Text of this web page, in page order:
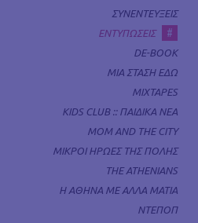
ΣΥΝΕΝΤΕΥΞΕΙΣ
ΕΝΤΥΠΩΣΕΙΣ
#
DE-BOOK
ΜΙΑ ΣΤΑΣΗ ΕΔΩ
MIXTAPES
KIDS CLUB :: ΠΑΙΔΙΚΑ ΝΕΑ
MOM AND THE CITY
ΜΙΚΡΟΙ ΗΡΩΕΣ ΤΗΣ ΠΟΛΗΣ
THE ATHENIANS
Η ΑΘΗΝΑ ΜΕ ΑΛΛΑ ΜΑΤΙΑ
ΝΤΕΠΟΠ